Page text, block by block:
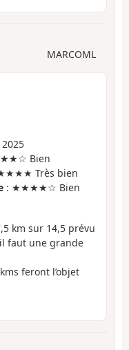
MARCOML
Bien
Très bien
: ★★★★☆ Bien
km sur 14,5 prévu
faut une grande
feront l’objet